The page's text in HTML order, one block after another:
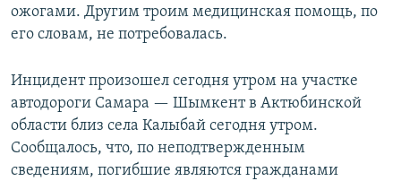
ожогами. Другим троим медицинская помощь, по
его словам, не потребовалась.
Инцидент произошел сегодня утром на участке
автодороги Самара — Шымкент в Актюбинской
области близ села Калыбай сегодня утром.
Сообщалось, что, по неподтвержденным
сведениям, погибшие являются гражданами